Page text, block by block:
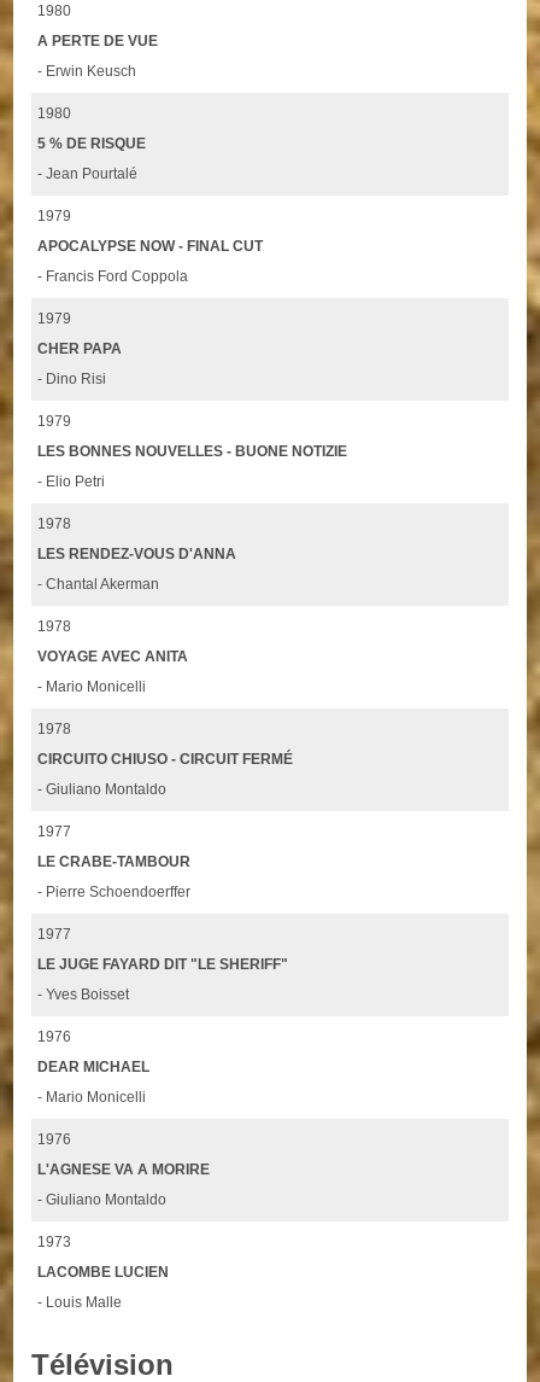
1980
A PERTE DE VUE
- Erwin Keusch
1980
5 % DE RISQUE
- Jean Pourtalé
1979
APOCALYPSE NOW - FINAL CUT
- Francis Ford Coppola
1979
CHER PAPA
- Dino Risi
1979
LES BONNES NOUVELLES - BUONE NOTIZIE
- Elio Petri
1978
LES RENDEZ-VOUS D'ANNA
- Chantal Akerman
1978
VOYAGE AVEC ANITA
- Mario Monicelli
1978
CIRCUITO CHIUSO - CIRCUIT FERMÉ
- Giuliano Montaldo
1977
LE CRABE-TAMBOUR
- Pierre Schoendoerffer
1977
LE JUGE FAYARD DIT "LE SHERIFF"
- Yves Boisset
1976
DEAR MICHAEL
- Mario Monicelli
1976
L'AGNESE VA A MORIRE
- Giuliano Montaldo
1973
LACOMBE LUCIEN
- Louis Malle
Télévision